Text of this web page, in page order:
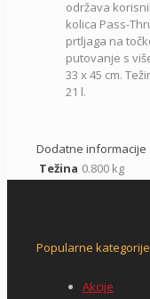
održava
kolica Pass-
prtljaga na
putovanje s
33 x 45 cm.
21 l.
Dodatne informacije
Težina 0.800 kg
Popularne kategorije
Akcije